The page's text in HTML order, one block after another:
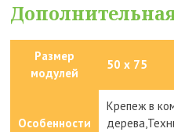
Размер
модулей
50 х 75
Особенности
Крепеж в